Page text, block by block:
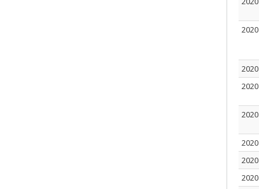
2020
2020
2020
2020
2020
2020
2020